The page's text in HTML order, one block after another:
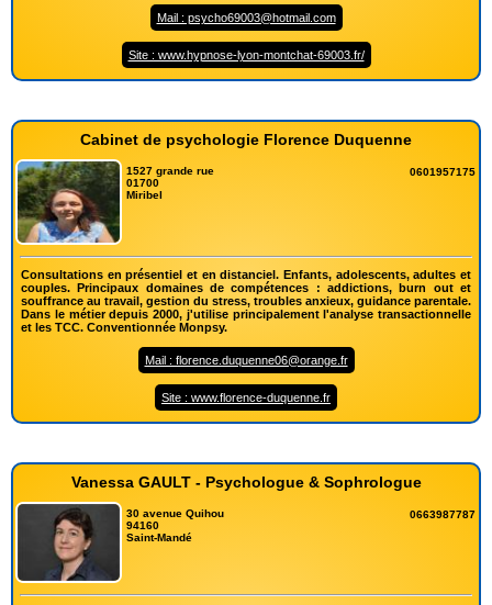
Mail : psycho69003@hotmail.com
Site : www.hypnose-lyon-montchat-69003.fr/
Cabinet de psychologie Florence Duquenne
1527 grande rue
01700
Miribel
0601957175
Consultations en présentiel et en distanciel. Enfants, adolescents, adultes et
couples. Principaux domaines de compétences : addictions, burn out et
souffrance au travail, gestion du stress, troubles anxieux, guidance parentale.
Dans le métier depuis 2000, j'utilise principalement l'analyse transactionnelle
et les TCC. Conventionnée Monpsy.
Mail : florence.duquenne06@orange.fr
Site : www.florence-duquenne.fr
Vanessa GAULT - Psychologue & Sophrologue
30 avenue Quihou
94160
Saint-Mandé
0663987787